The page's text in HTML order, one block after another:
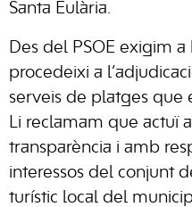
Santa Eulària.
Des del PSOE exigim a
procedeixi a
serveis de platges que
Li reclamam que actuï
transparència i amb
interessos del conjunt
turístic local del